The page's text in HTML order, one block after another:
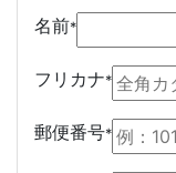
名前*
フリカナ*
郵便番号*